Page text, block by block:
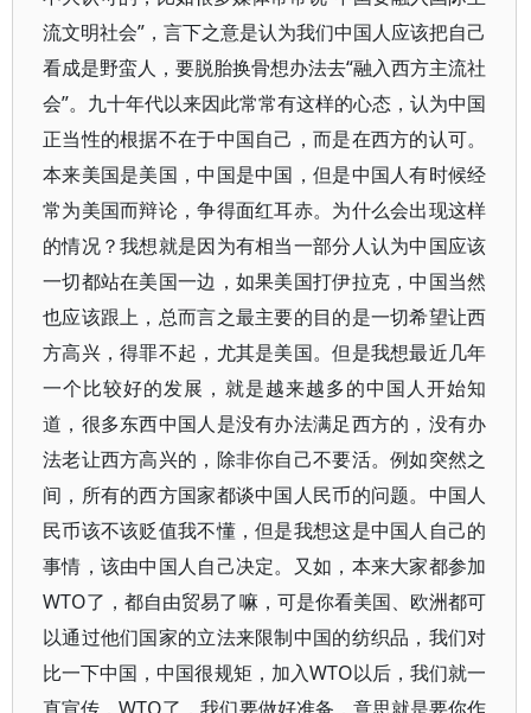
流文明社会”，言下之意是认为我们中国人应该把自己
看成是野蛮人，要脱胎换骨想办法去“融入西方主流社
会”。九十年代以来因此常常有这样的心态，认为中国
正当性的根据不在于中国自己，而是在西方的认可。
本来美国是美国，中国是中国，但是中国人有时候经
常为美国而辩论，争得面红耳赤。为什么会出现这样
的情况？我想就是因为有相当一部分人认为中国应该
一切都站在美国一边，如果美国打伊拉克，中国当然
也应该跟上，总而言之最主要的目的是一切希望让西
方高兴，得罪不起，尤其是美国。但是我想最近几年
一个比较好的发展，就是越来越多的中国人开始知
道，很多东西中国人是没有办法满足西方的，没有办
法老让西方高兴的，除非你自己不要活。例如突然之
间，所有的西方国家都谈中国人民币的问题。中国人
民币该不该贬值我不懂，但是我想这是中国人自己的
事情，该由中国人自己决定。又如，本来大家都参加
WTO了，都自由贸易了嘛，可是你看美国、欧洲都可
以通过他们国家的立法来限制中国的纺织品，我们对
比一下中国，中国很规矩，加入WTO以后，我们就一